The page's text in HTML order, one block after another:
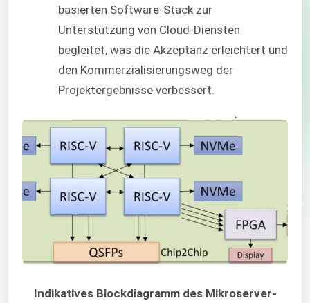
basierten Software-Stack zur
Unterstützung von Cloud-Diensten
begleitet, was die Akzeptanz erleichtert und
den Kommerzialisierungsweg der
Projektergebnisse verbessert.
Indikatives Blockdiagramm des Mikroserver-